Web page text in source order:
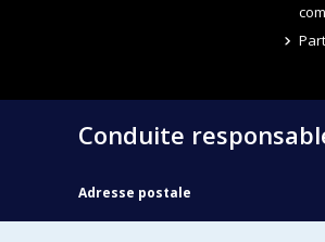
Conduite
Adresse postale